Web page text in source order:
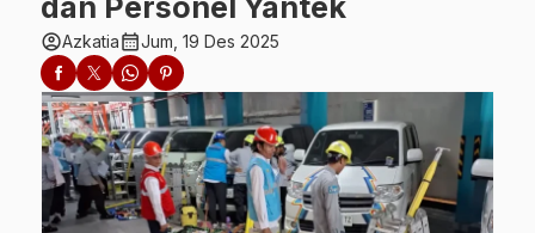
dan Personel Yantek
account_circleAzkatiacalendar_monthJum, 19 Des 2025